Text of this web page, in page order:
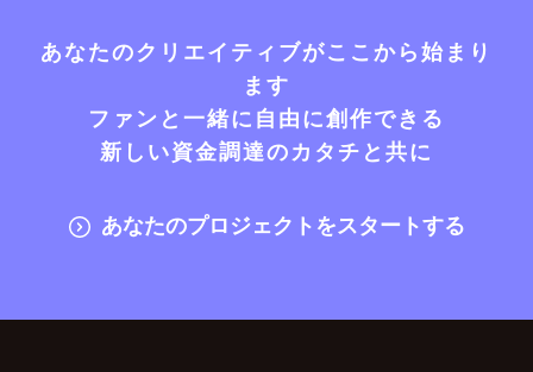
あなたのクリエイティブがここから始まり
ます
ファンと一緒に自由に創作できる
新しい資金調達のカタチと共に
あなたのプロジェクトをスタートする